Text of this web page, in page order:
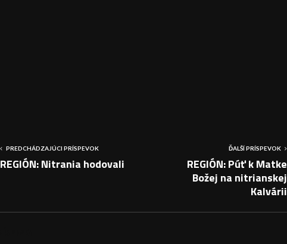
PREDCHÁDZAJÚCI PRÍSPEVOK
REGIÓN: Nitrania hodovali
ĎALŠÍ PRÍSPEVOK
REGIÓN: Púť k Matke
Božej na nitrianskej
Kalvárii